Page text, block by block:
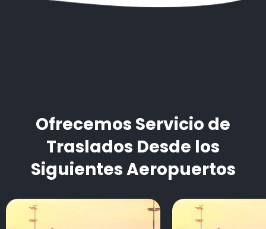
Ofrecemos Servicio de
Traslados Desde los
Siguientes Aeropuertos